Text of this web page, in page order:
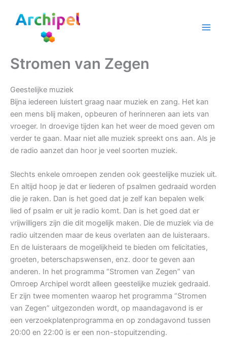
Stromen van Zegen
Geestelijke muziek
Bijna iedereen luistert graag naar muziek en zang. Het kan
een mens blij maken, opbeuren of herinneren aan iets van
vroeger. In droevige tijden kan het weer de moed geven om
verder te gaan. Maar niet alle muziek spreekt ons aan. Als je
de radio aanzet dan hoor je veel soorten muziek.
Slechts enkele omroepen zenden ook geestelijke muziek uit.
En altijd hoop je dat er liederen of psalmen gedraaid worden
die je raken. Dan is het goed dat je zelf kan bepalen welk
lied of psalm er uit je radio komt. Dan is het goed dat er
vrijwilligers zijn die dit mogelijk maken. Die de muziek via de
radio uitzenden maar de keus overlaten aan de luisteraars.
En de luisteraars de mogelijkheid te bieden om felicitaties,
groeten, beterschapswensen, enz. door te geven aan
anderen. In het programma “Stromen van Zegen” van
Omroep Archipel wordt alleen geestelijke muziek gedraaid.
Er zijn twee momenten waarop het programma “Stromen
van Zegen” uitgezonden wordt, op maandagavond is er
een verzoekplatenprogramma en op zondagavond tussen
20:00 en 22:00 is er een non-stopuitzending.